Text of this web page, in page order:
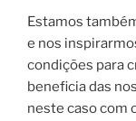
Estamos
e nos
condições para
beneficia das
neste caso com